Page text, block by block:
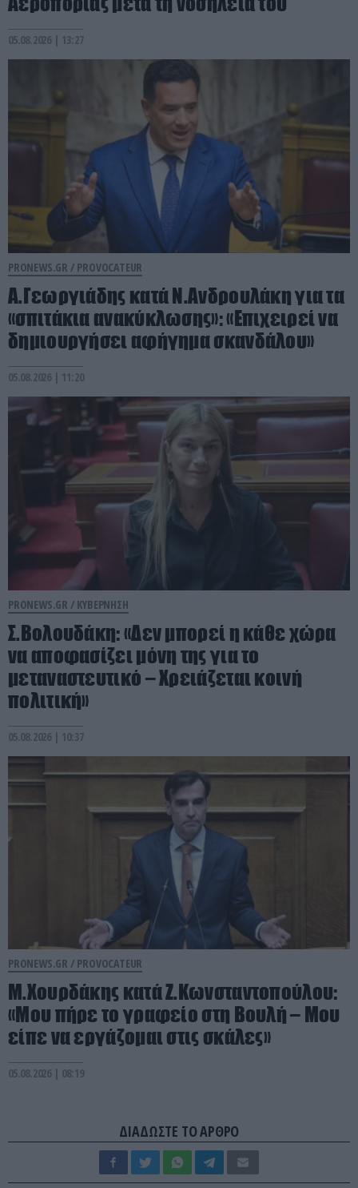
05.08.2026 | 13:27
PRONEWS.GR / PROVOCATEUR
Α.Γεωργιάδης κατά Ν.Ανδρουλάκη για τα
«σπιτάκια ανακύκλωσης»: «Επιχειρεί να
δημιουργήσει αφήγημα σκανδάλου»
05.08.2026 | 11:20
PRONEWS.GR / ΚΥΒΕΡΝΗΣΗ
Σ.Βολουδάκη: «Δεν μπορεί η κάθε χώρα
να αποφασίζει μόνη της για το
μεταναστευτικό – Χρειάζεται κοινή
πολιτική»
05.08.2026 | 10:37
PRONEWS.GR / PROVOCATEUR
Μ.Χουρδάκης κατά Ζ.Κωνσταντοπούλου:
«Μου πήρε το γραφείο στη Βουλή – Μου
είπε να εργάζομαι στις σκάλες»
05.08.2026 | 08:19
ΔΙΑΔΩΣΤΕ ΤΟ ΑΡΘΡΟ